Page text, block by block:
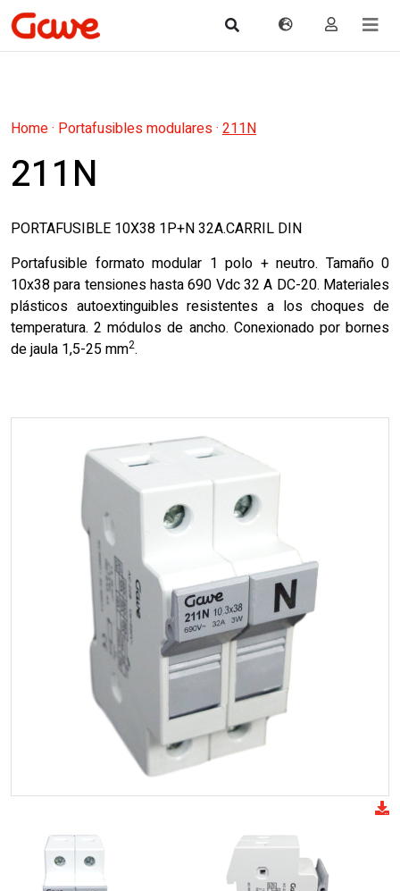
Home· Portafusibles modulares· 211N
211N
PORTAFUSIBLE 10X38 1P+N 32A.CARRIL DIN
Portafusible formato modular 1 polo + neutro. Tamaño 0
10x38 para tensiones hasta 690 Vdc 32 A DC-20. Materiales
plásticos autoextinguibles resistentes a los choques de
temperatura. 2 módulos de ancho. Conexionado por bornes
de jaula 1,5-25 mm2.